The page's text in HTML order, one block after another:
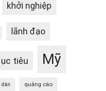
khởi nghiệp
lãnh đạo
tiêu Mỹ
dân quảng cáo